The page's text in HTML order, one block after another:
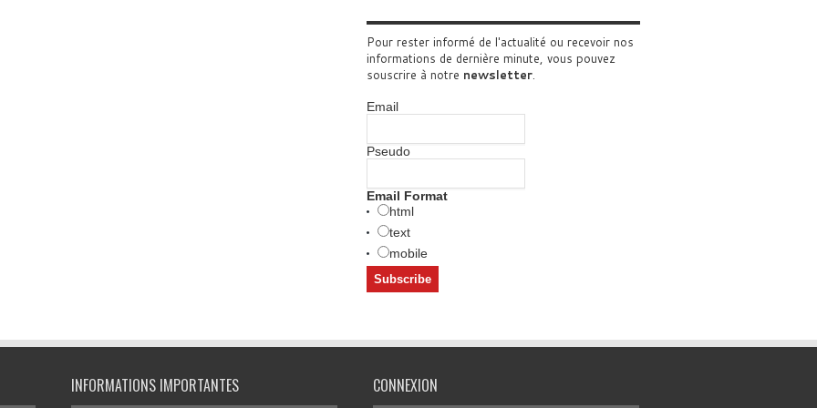
Pour rester informé de l'actualité ou recevoir nos
informations de dernière minute, vous pouvez
souscrire à notre newsletter.
Email
Pseudo
Email Format
html
text
mobile
INFORMATIONS IMPORTANTES CONNEXION